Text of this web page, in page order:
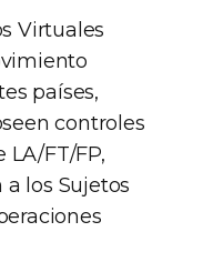
Virtuales
países,
controles
FT/FP,
los Sujetos